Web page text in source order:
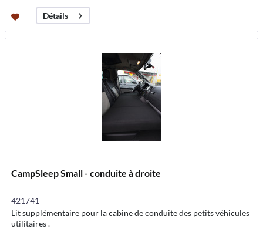
Détails
CampSleep Small - conduite à droite
421741
Lit supplémentaire pour la cabine de conduite des petits véhicules
utilitaires .